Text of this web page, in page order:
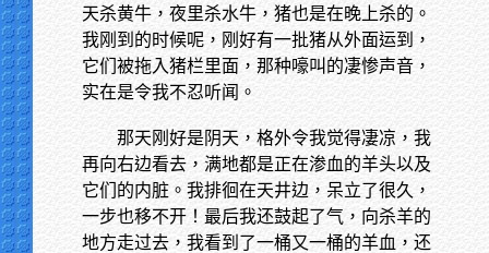
天杀黄牛，夜里杀水牛，猪也是在晚上杀的。
我刚到的时候呢，刚好有一批猪从外面运到，
它们被拖入猪栏里面，那种嚎叫的凄惨声音，
实在是令我不忍听闻。
那天刚好是阴天，格外令我觉得凄凉，我
再向右边看去，满地都是正在渗血的羊头以及
它们的内脏。我排徊在天井边，呆立了很久，
一步也移不开！最后我还鼓起了气，向杀羊的
地方走过去，我看到了一桶又一桶的羊血，还